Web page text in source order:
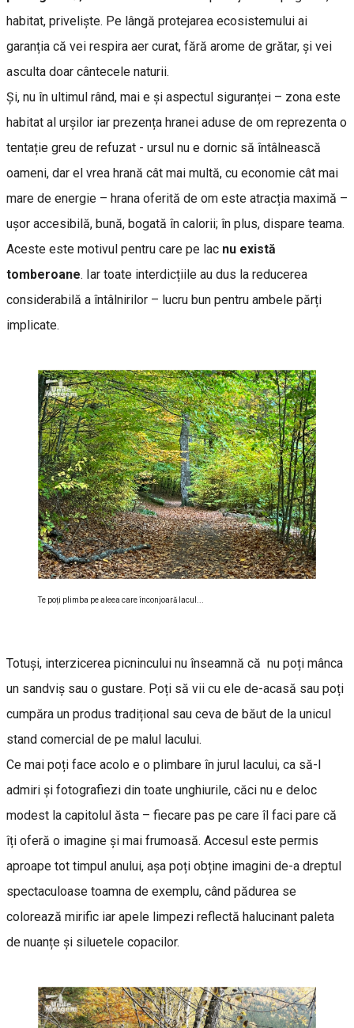
habitat, priveliște. Pe lângă protejarea ecosistemului ai
garanția că vei respira aer curat, fără arome de grătar, și vei
asculta doar cântecele naturii.
Și, nu în ultimul rând, mai e și aspectul siguranței – zona este
habitat al urșilor iar prezența hranei aduse de om reprezenta o
tentație greu de refuzat - ursul nu e dornic să întâlnească
oameni, dar el vrea hrană cât mai multă, cu economie cât mai
mare de energie – hrana oferită de om este atracția maximă –
ușor accesibilă, bună, bogată în calorii; în plus, dispare teama.
Aceste este motivul pentru care pe lac nu există
tomberoane. Iar toate interdicțiile au dus la reducerea
considerabilă a întâlnirilor – lucru bun pentru ambele părți
implicate.
Te poți plimba pe aleea care înconjoară lacul...
Totuși, interzicerea picnincului nu înseamnă că nu poți mânca
un sandviș sau o gustare. Poți să vii cu ele de-acasă sau poți
cumpăra un produs tradițional sau ceva de băut de la unicul
stand comercial de pe malul lacului.
Ce mai poți face acolo e o plimbare în jurul lacului, ca să-l
admiri și fotografiezi din toate unghiurile, căci nu e deloc
modest la capitolul ăsta – fiecare pas pe care îl faci pare că
îți oferă o imagine și mai frumoasă. Accesul este permis
aproape tot timpul anului, așa poți obține imagini de-a dreptul
spectaculoase toamna de exemplu, când pădurea se
colorează mirific iar apele limpezi reflectă halucinant paleta
de nuanțe și siluetele copacilor.